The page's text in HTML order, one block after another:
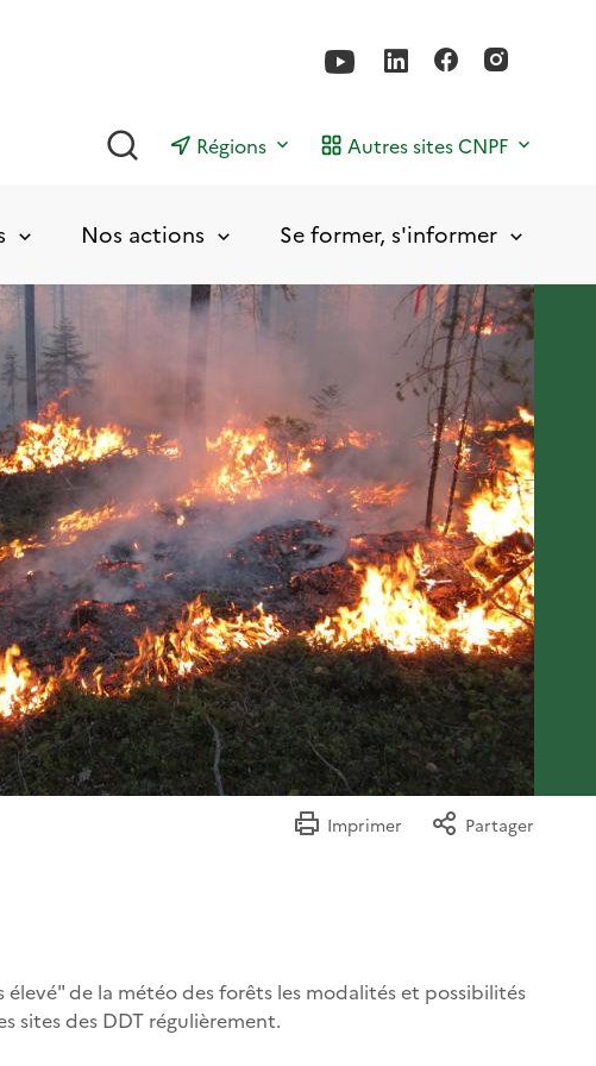
Rechercher
Régions Autres sites CNPF
Nos actions Se former, s'informer
Imprimer Partager
de la météo des forêts les modalités et possibilités
sites des DDT régulièrement.